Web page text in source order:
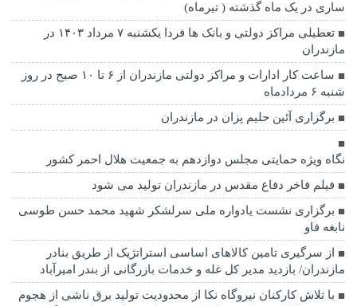
ساری در یک ماه گذشته ( تیرماه)
تعطیلی مراکز دولتی و بانک ها فردا یکشنبه ۷ مرداد ۱۴۰۳ در
مازندران
ساعت کار ادارات و مراکز دولتی مازندران از ۶ تا ۱۰ صبح در روز
شنبه ۶ مردادماه
برگزاری آئین حلیم پزان در مازندران
نگاه ویژه حمایتی مجلس دوازدهم به جمعیت هلال احمر کشور
فیلم فاخر دفاع مقدس در مازندران تولید می شود
برگزاری نشست یادواره ملی سرلشکر شهید محمد حسن طوسی
نابغه فاو
از سرگیری تامین کالاهای اساسی استراتژیک از طریق بنادر
مازندران/ بازدید مدیر کل غله و خدمات بازرگانی از بندر امیرآباد
با تلاش کارکنان نیروگاه نکا از محدودیت تولید برق ناشی از هجوم